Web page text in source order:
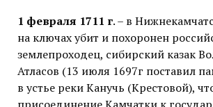
1 февраля 1711 г. – в
на ключах убит и похоронен
землепроходец, сибирский казак
Атласов (13 июля 1697г поставил
в устье реки Канучь (Крестовой),